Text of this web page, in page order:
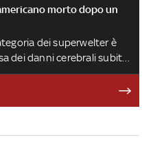
morto dopo un
dei superwelter è
dei danni cerebrali subiti
il connazionale Charles
l’atleta di New York